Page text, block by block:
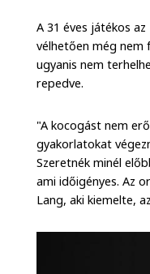
A 31 éves játékos
vélhetően még
ugyanis nem
repedve.
"A kocogást nem
gyakorlatokat
Szeretnék minél
ami időigényes. Az
Lang, aki kiemelte,